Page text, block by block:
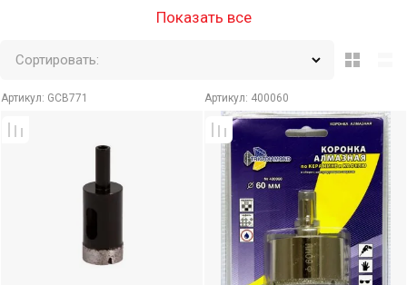
Показать все
Сортировать:
Артикул: GCB771 Артикул: 400060